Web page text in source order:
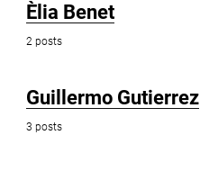
Èlia Benet
2 posts
Guillermo Gutierrez
3 posts